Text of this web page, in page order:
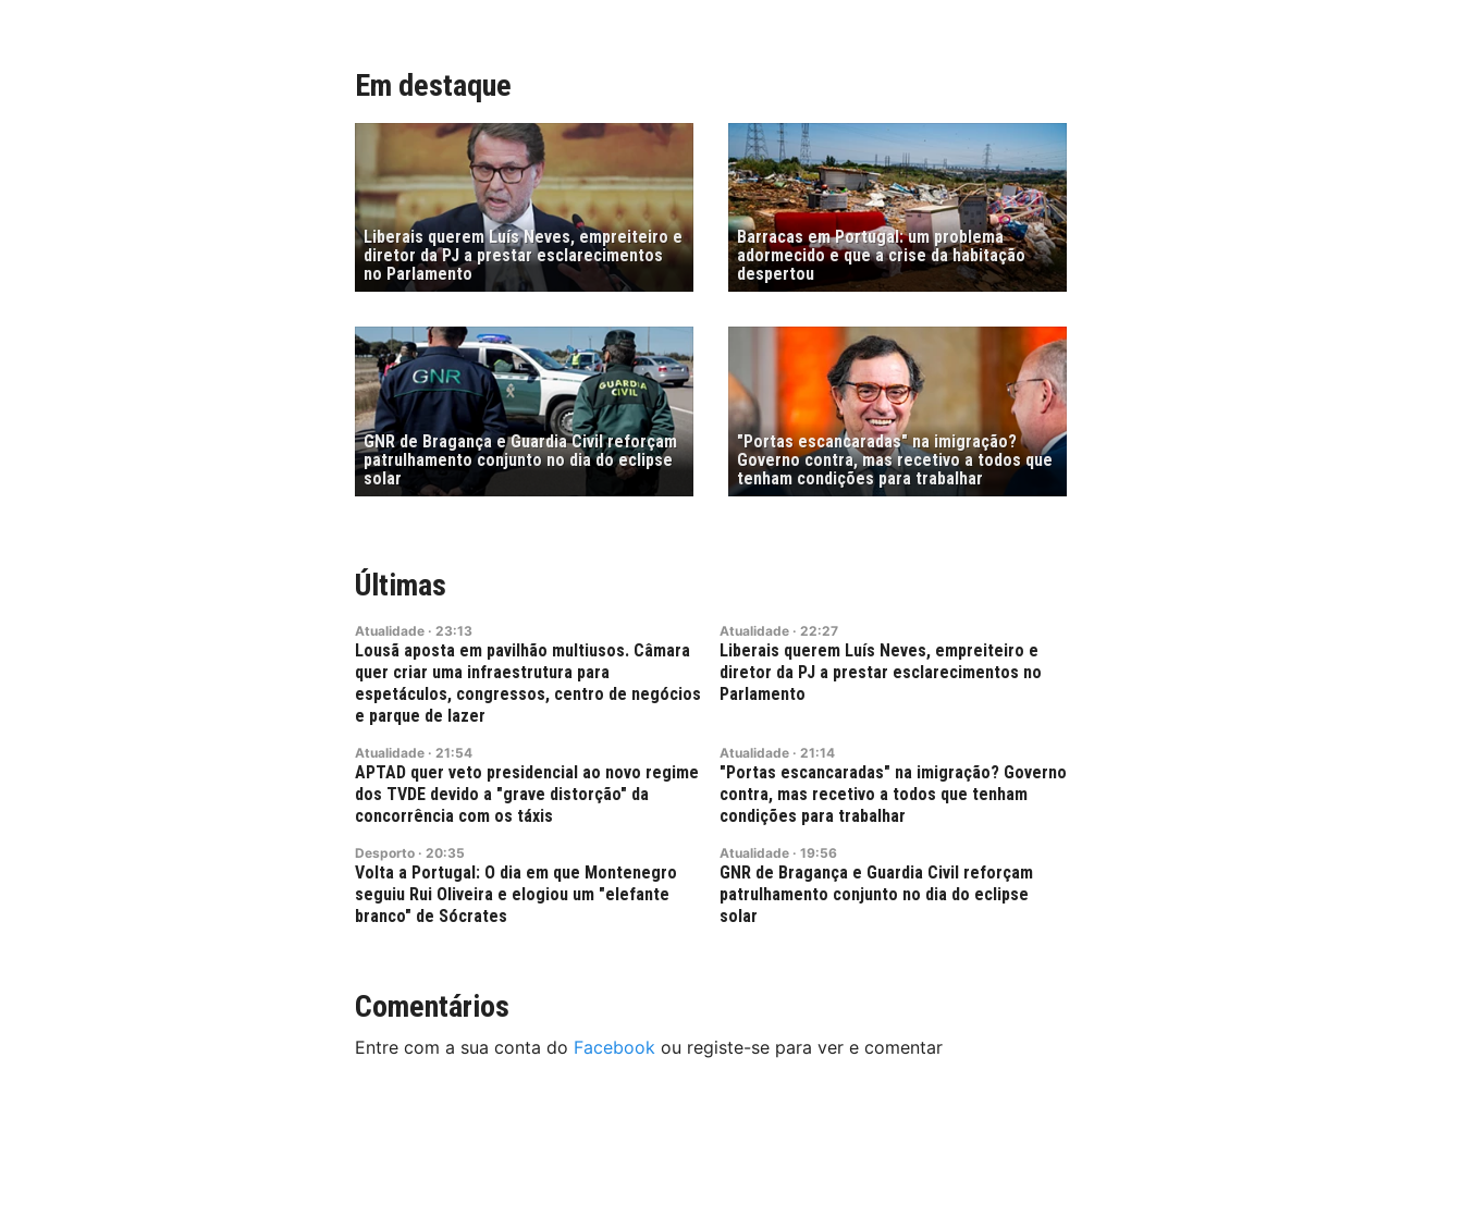
Em destaque
Liberais querem Luís Neves, empreiteiro e
diretor da PJ a prestar esclarecimentos
no Parlamento
Barracas em Portugal: um problema
adormecido e que a crise da habitação
despertou
GNR de Bragança e Guardia Civil reforçam
patrulhamento conjunto no dia do eclipse
solar
"Portas escancaradas" na imigração?
Governo contra, mas recetivo a todos que
tenham condições para trabalhar
Últimas
Atualidade · 23:13
Lousã aposta em pavilhão multiusos. Câmara
quer criar uma infraestrutura para
espetáculos, congressos, centro de negócios
e parque de lazer
Atualidade · 22:27
Liberais querem Luís Neves, empreiteiro e
diretor da PJ a prestar esclarecimentos no
Parlamento
Atualidade · 21:54
APTAD quer veto presidencial ao novo regime
dos TVDE devido a "grave distorção" da
concorrência com os táxis
Atualidade · 21:14
"Portas escancaradas" na imigração? Governo
contra, mas recetivo a todos que tenham
condições para trabalhar
Desporto · 20:35
Volta a Portugal: O dia em que Montenegro
seguiu Rui Oliveira e elogiou um "elefante
branco" de Sócrates
Atualidade · 19:56
GNR de Bragança e Guardia Civil reforçam
patrulhamento conjunto no dia do eclipse
solar
Comentários
Entre com a sua conta do Facebook ou registe-se para ver e comentar